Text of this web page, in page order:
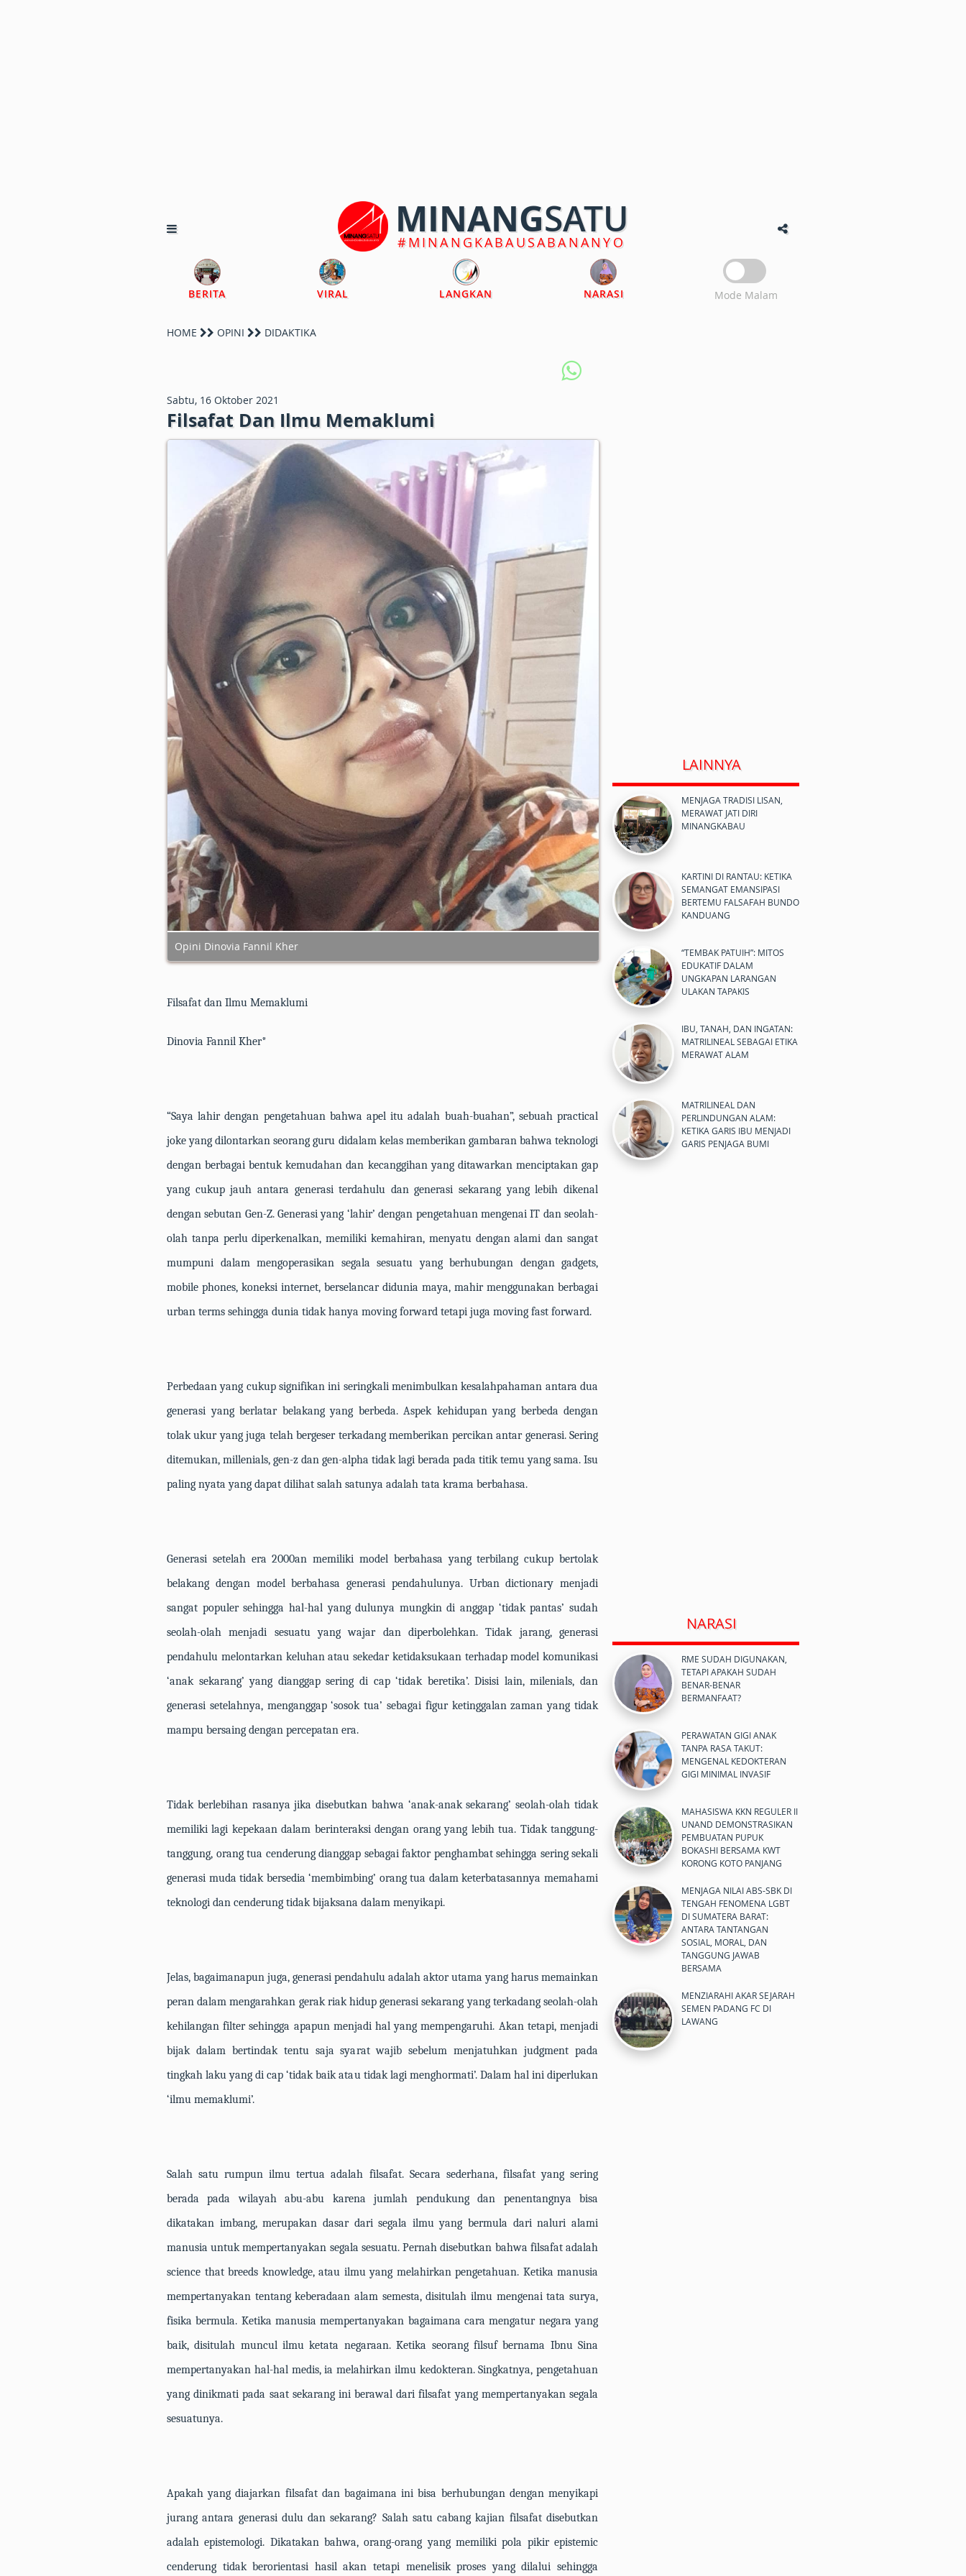
MINANGSATU
#MINANGKABAUSABANANYO
BERITA VIRAL LANGKAN NARASI Mode Malam
HOME OPINI DIDAKTIKA
Sabtu, 16 Oktober 2021
Filsafat Dan Ilmu Memaklumi
Opini Dinovia Fannil Kher
Filsafat dan Ilmu Memaklumi
Dinovia Fannil Kher*
“Saya lahir dengan pengetahuan bahwa apel itu adalah buah-buahan”,sebuahpractical
jokeyang dilontarkan seorang guru didalam kelas memberikan gambaran bahwa teknologi
dengan berbagai bentuk kemudahan dan kecanggihan yang ditawarkan menciptakan gap
yang cukup jauh antara generasi terdahulu dan generasi sekarang yang lebih dikenal
dengan sebutan Gen-Z.Generasi yang ‘lahir’ dengan pengetahuan mengenaiIT dan seolah-
olah tanpa perlu diperkenalkan, memiliki kemahiran, menyatu dengan alami dan sangat
mumpuni dalam mengoperasikan segala sesuatu yang berhubungan dengan gadgets,
mobile phones, koneksi internet, berselancar didunia maya, mahir menggunakan berbagai
urban terms sehingga dunia tidak hanya moving forward tetapi juga moving fast forward.
Perbedaan yang cukup signifikan ini seringkali menimbulkan kesalahpahaman antara dua
generasi yang berlatar belakang yang berbeda. Aspek kehidupan yang berbeda dengan
tolak ukur yang juga telah bergeser terkadang memberikan percikan antar generasi. Sering
ditemukan, millenials, gen-z dan gen-alpha tidak lagi berada pada titik temu yang sama. Isu
paling nyata yang dapat dilihat salah satunya adalah tata krama berbahasa.
Generasi setelah era 2000an memiliki model berbahasa yang terbilang cukup bertolak
belakang dengan model berbahasa generasi pendahulunya. Urban dictionary menjadi
sangat populersehingga hal-hal yang dulunya mungkin di anggap ‘tidak pantas’ sudah
seolah-olah menjadi sesuatu yang wajar dan diperbolehkan. Tidak jarang, generasi
pendahulu melontarkan keluhan atau sekedar ketidaksukaan terhadap model komunikasi
‘anak sekarang’ yang dianggap sering di cap ‘tidak beretika’. Disisi lain,milenials,dan
generasi setelahnya, menganggap ‘sosok tua’ sebagai figur ketinggalan zaman yang tidak
mampu bersaing dengan percepatan era.
Tidak berlebihan rasanya jika disebutkan bahwa ‘anak-anak sekarang’ seolah-olah tidak
memiliki lagi kepekaan dalam berinteraksi dengan orang yang lebih tua. Tidak tanggung-
tanggung, orang tua cenderung dianggap sebagai faktor penghambat sehingga sering sekali
generasi muda tidak bersedia ‘membimbing’ orang tua dalam keterbatasannya memahami
teknologi dan cenderung tidak bijaksana dalam menyikapi.
Jelas, bagaimanapun juga, generasi pendahulu adalah aktor utama yang harus memainkan
peran dalam mengarahkan gerak riak hidup generasi sekarang yang terkadang seolah-olah
kehilanganfiltersehingga apapun menjadi hal yang mempengaruhi. Akan tetapi, menjadi
bijak dalam bertindak tentu saja syarat wajib sebelum menjatuhkanjudgment pada
tingkah laku yang di cap ‘tidak baik atau tidak lagi menghormati’. Dalam hal ini diperlukan
‘ilmu memaklumi’.
Salah satu rumpun ilmu tertua adalah filsafat. Secara sederhana, filsafat yang sering
berada pada wilayah abu-abu karena jumlah pendukung dan penentangnya bisa
dikatakan imbang, merupakan dasar dari segala ilmu yang bermula dari naluri alami
manusia untuk mempertanyakan segala sesuatu. Pernah disebutkan bahwa filsafat adalah
science that breeds knowledge, atau ilmu yang melahirkan pengetahuan. Ketika manusia
mempertanyakan tentang keberadaan alam semesta, disitulah ilmu mengenai tata surya,
fisika bermula. Ketika manusia mempertanyakan bagaimana cara mengatur negara yang
baik, disitulah muncul ilmu ketata negaraan. Ketika seorang filsuf bernama Ibnu Sina
mempertanyakan hal-hal medis, ia melahirkan ilmu kedokteran. Singkatnya, pengetahuan
yang dinikmati pada saat sekarang ini berawal dari filsafat yang mempertanyakan segala
sesuatunya.
Apakah yang diajarkan filsafat dan bagaimana ini bisa berhubungan dengan menyikapi
jurang antara generasi dulu dan sekarang? Salah satu cabang kajian filsafat disebutkan
adalah epistemologi. Dikatakan bahwa, orang-orang yang memiliki pola pikir epistemic
cenderung tidak berorientasi hasil akan tetapi menelisik proses yang dilalui sehingga
LAINNYA
MENJAGA TRADISI LISAN,
MERAWAT JATI DIRI
MINANGKABAU
KARTINI DI RANTAU: KETIKA
SEMANGAT EMANSIPASI
BERTEMU FALSAFAH BUNDO
KANDUANG
“TEMBAK PATUIH”: MITOS
EDUKATIF DALAM
UNGKAPAN LARANGAN
ULAKAN TAPAKIS
IBU, TANAH, DAN INGATAN:
MATRILINEAL SEBAGAI ETIKA
MERAWAT ALAM
MATRILINEAL DAN
PERLINDUNGAN ALAM:
KETIKA GARIS IBU MENJADI
GARIS PENJAGA BUMI
NARASI
RME SUDAH DIGUNAKAN,
TETAPI APAKAH SUDAH
BENAR-BENAR
BERMANFAAT?
PERAWATAN GIGI ANAK
TANPA RASA TAKUT:
MENGENAL KEDOKTERAN
GIGI MINIMAL INVASIF
MAHASISWA KKN REGULER II
UNAND DEMONSTRASIKAN
PEMBUATAN PUPUK
BOKASHI BERSAMA KWT
KORONG KOTO PANJANG
MENJAGA NILAI ABS-SBK DI
TENGAH FENOMENA LGBT
DI SUMATERA BARAT:
ANTARA TANTANGAN
SOSIAL, MORAL, DAN
TANGGUNG JAWAB
BERSAMA
MENZIARAHI AKAR SEJARAH
SEMEN PADANG FC DI
LAWANG